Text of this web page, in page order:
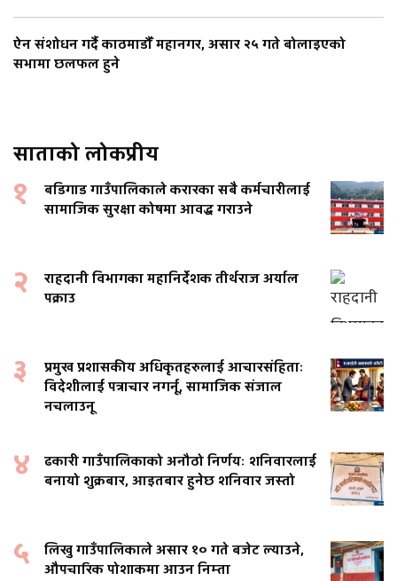
ऐन संशोधन गर्दै काठमाडौँ महानगर, असार २५ गते बोलाइएको
सभामा छलफल हुने
साताको लोकप्रीय
१
बडिगाड गाउँपालिकाले करारका सबै कर्मचारीलाई
सामाजिक सुरक्षा कोषमा आवद्ध गराउने
२
राहदानी विभागका महानिर्देशक तीर्थराज अर्याल
पक्राउ
३
प्रमुख प्रशासकीय अधिकृतहरुलाई आचारसंहिताः
विदेशीलाई पत्राचार नगर्नू, सामाजिक संजाल
नचलाउनू
४
ढकारी गाउँपालिकाको अनौठो निर्णयः शनिवारलाई
बनायो शुक्रबार, आइतबार हुनेछ शनिवार जस्तो
५
लिखु गाउँपालिकाले असार १० गते बजेट ल्याउने,
औपचारिक पोशाकमा आउन निम्ता